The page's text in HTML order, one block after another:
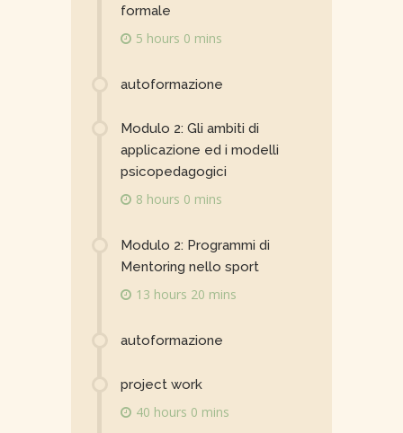
formale
5 hours 0 mins
autoformazione
Modulo 2: Gli ambiti di
applicazione ed i modelli
psicopedagogici
8 hours 0 mins
Modulo 2: Programmi di
Mentoring nello sport
13 hours 20 mins
autoformazione
project work
40 hours 0 mins